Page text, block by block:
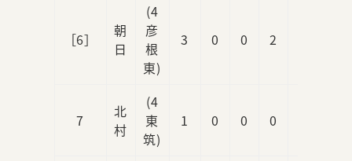
［6］
朝
日
(4
彦
根
東)
3 0 0 2
7
北
村
(4
東
筑)
1 0 0 0